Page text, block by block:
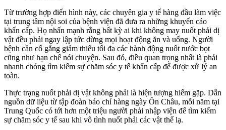
Từ trường hợp điển hình này, các chuyên gia y tế hàng đầu làm việc
tại trung tâm nội soi của bệnh viện đã đưa ra những khuyến cáo
khẩn cấp. Họ nhấn mạnh rằng bất kỳ ai khi không may nuốt phải dị
vật đều phải ngay lập tức dừng mọi hoạt động ăn và uống. Người
bệnh cần cố gắng giảm thiểu tối đa các hành động nuốt nước bọt
cũng như hạn chế nói chuyện. Sau đó, điều quan trọng nhất là phải
nhanh chóng tìm kiếm sự chăm sóc y tế khẩn cấp để được xử lý an
toàn.
Thực trạng nuốt phải dị vật không phải là hiện tượng hiếm gặp. Dẫn
nguồn dữ liệu từ tập đoàn báo chí hàng ngày Ôn Châu, mỗi năm tại
Trung Quốc có tới hơn một triệu người phải nhập viện để tìm kiếm
sự chăm sóc y tế sau khi vô tình nuốt phải các vật thể lạ.